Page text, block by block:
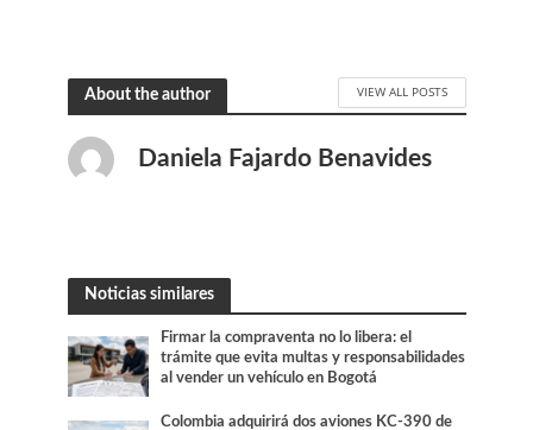
About the author VIEW ALL POSTS
Daniela Fajardo Benavides
Noticias similares
Firmar la compraventa no lo libera: el
trámite que evita multas y responsabilidades
al vender un vehículo en Bogotá
Colombia adquirirá dos aviones KC-390 de